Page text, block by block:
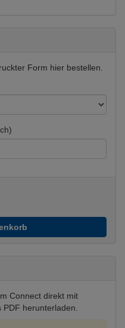
Form hier bestellen.
Connect direkt mit
herunterladen.